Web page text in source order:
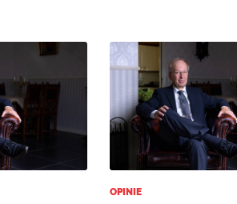
Na de
i
uitvaartondernemers,
dominees, pastoors en
OPINIE